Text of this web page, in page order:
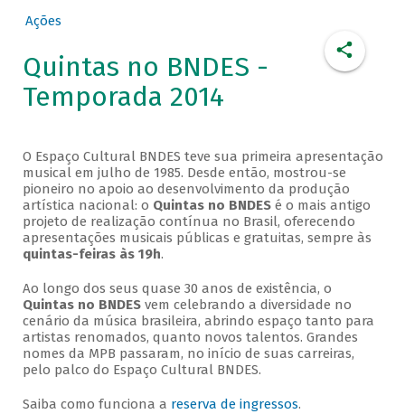
Ações
Quintas no BNDES -
Temporada 2014
O Espaço Cultural BNDES teve sua primeira apresentação
musical em julho de 1985. Desde então, mostrou-se
pioneiro no apoio ao desenvolvimento da produção
artística nacional: o Quintas no BNDESé o mais antigo
projeto de realização contínua no Brasil, oferecendo
apresentações musicais públicas e gratuitas, sempre às
quintas-feiras às 19h.
Ao longo dos seus quase 30 anos de existência, o
Quintas no BNDESvem celebrando a diversidade no
cenário da música brasileira, abrindo espaço tanto para
artistas renomados, quanto novos talentos. Grandes
nomes da MPB passaram, no início de suas carreiras,
pelo palco do Espaço Cultural BNDES.
Saiba como funciona a reserva de ingressos.